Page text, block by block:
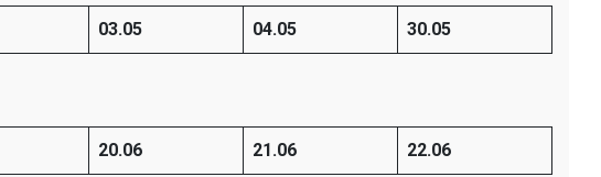
03.05 04.05 30.05
20.06 21.06 22.06